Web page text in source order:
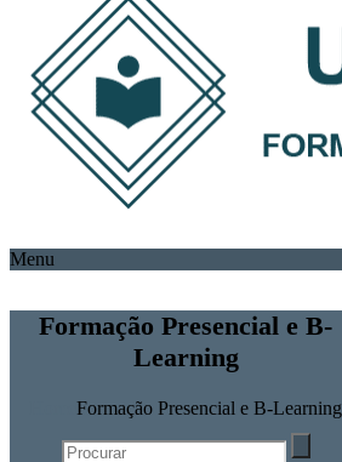
Menu
Formação Presencial e B-
Learning
Formação Presencial e B-Learning